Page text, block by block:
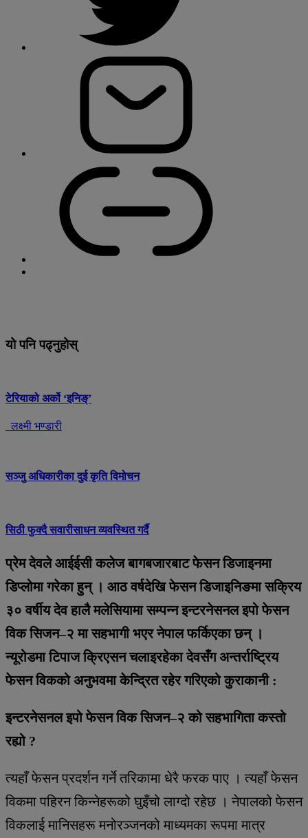
यो पनि पढ्नुहोस्
टेरियाको अर्को ‘इनिङ्’
लक्ष्मी भण्डारी
सञ्जु अधिकारीका दुई कृति विमोचन
सिठी फुक्दै सवारीसाधन व्यवस्थित गर्दै
प्रेम देवले आईईसी कलेज बागबजारबाट फेसन डिजाइनमा
डिप्लोमा गरेका हुन् । आठ वर्षदेखि फेसन डिजाइनिङमा सक्रिय
३० वर्षीय देव हालै मलेसियामा सम्पन्न इन्टरनेसनल इपो फेसन
विक सिजन–२ मा सहभागी भएर नेपाल फर्किएका छन् ।
न्यूरोडमा टिपाज क्रिएसन चलाइरहेका देवसँग अन्तर्राष्ट्रिय
फेसन विकको अनुभवमा केन्द्रित रहेर गरिएको कुराकानी :
इन्टरनेसनल इपो फेसन विक सिजन–२ को सहभागिता कस्तो
रह्यो ?
त्यहाँ फेसन प्रदर्शन गर्ने तरिकामा धेरै फरक पाए । त्यहाँ फेसन
विकमा पहिरन किन्नेहरूको घुइँचो लाग्दो रहेछ । नेपालको फेसन
विकलाई मानिसहरू मनोरञ्जनको माध्यमका रूपमा मात्र